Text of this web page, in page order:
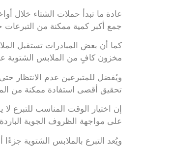
عادة ما تبدأ حملات الشتاء خلال
جمع أكبر كمية ممكنة من التبرعات
كما أن بعض المبادرات تستقبل
مخزون كافٍ من الملابس الشتوية
ويُفضل للمتبرعين عدم الانتظار
تحقيق أقصى استفادة ممكنة من
إن اختيار الوقت المناسب للتبرع
على مواجهة الظروف الجوية
ويُعد التبرع بالملابس الشتوية